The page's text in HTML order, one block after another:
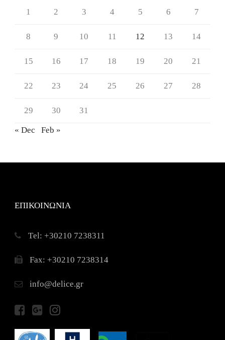
1 2 3 4 5 6 7
8 9 10 11 12 13 14
15 16 17 18 19 20 21
22 23 24 25 26 27 28
29 30 31
« Dec Feb »
ΕΠΙΚΟΙΝΩΝΙΑ
Τel: +30210 7238311
Fax: +30210 7238314
info@delice.gr